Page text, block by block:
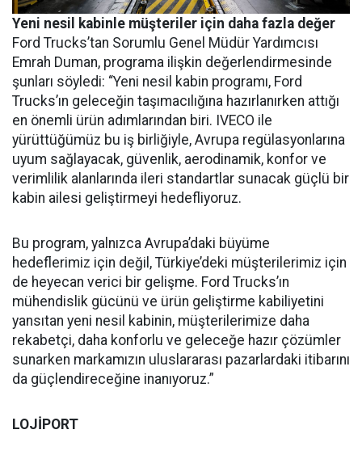
Yeni nesil kabinle müşteriler için daha fazla değer
Ford Trucks’tan Sorumlu Genel Müdür Yardımcısı
Emrah Duman, programa ilişkin değerlendirmesinde
şunları söyledi: “Yeni nesil kabin programı, Ford
Trucks’ın geleceğin taşımacılığına hazırlanırken attığı
en önemli ürün adımlarından biri. IVECO ile
yürüttüğümüz bu iş birliğiyle, Avrupa regülasyonlarına
uyum sağlayacak, güvenlik, aerodinamik, konfor ve
verimlilik alanlarında ileri standartlar sunacak güçlü bir
kabin ailesi geliştirmeyi hedefliyoruz.
Bu program, yalnızca Avrupa’daki büyüme
hedeflerimiz için değil, Türkiye’deki müşterilerimiz için
de heyecan verici bir gelişme. Ford Trucks’ın
mühendislik gücünü ve ürün geliştirme kabiliyetini
yansıtan yeni nesil kabinin, müşterilerimize daha
rekabetçi, daha konforlu ve geleceğe hazır çözümler
sunarken markamızın uluslararası pazarlardaki itibarını
da güçlendireceğine inanıyoruz.”
LOJİPORT